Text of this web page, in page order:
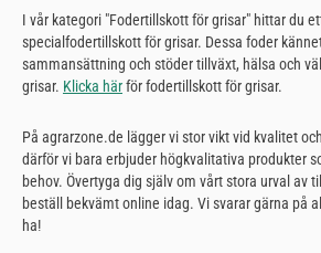
I vår kategori "Fodertillskott för grisar" hittar du
specialfodertillskott för grisar. Dessa foder
sammansättning och stöder tillväxt, hälsa och
grisar. Klicka härför fodertillskott för grisar.
På agrarzone.de lägger vi stor vikt vid kvalitet
därför vi bara erbjuder högkvalitativa produkter
behov. Övertyga dig själv om vårt stora urval av
beställ bekvämt online idag. Vi svarar gärna på
ha!